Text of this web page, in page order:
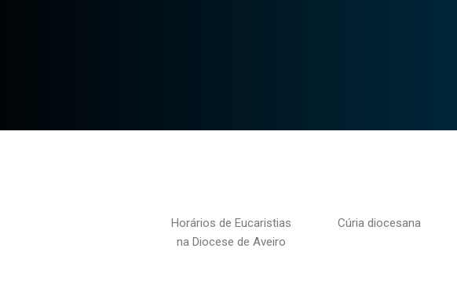
Horários de Eucaristias
na Diocese de Aveiro
Cúria diocesana